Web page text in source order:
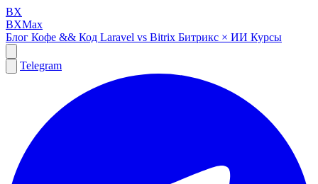
BX
BXMax
Блог Кофе && Код Laravel vs Bitrix Битрикс × ИИ Курсы
Telegram